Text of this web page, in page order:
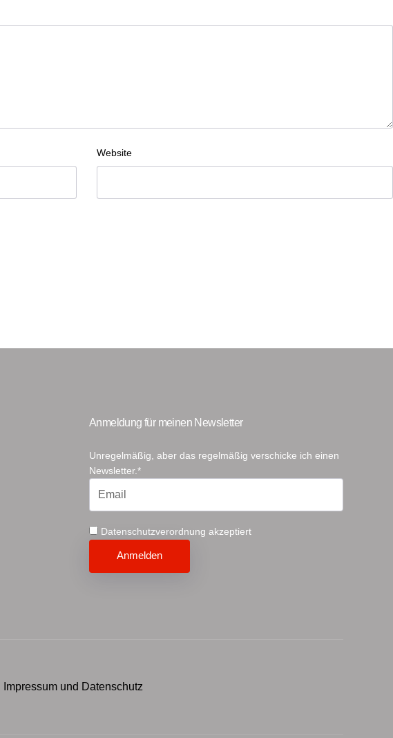
Website
Anmeldung für meinen Newsletter
Unregelmäßig, aber das regelmäßig verschicke ich einen
Newsletter.*
Datenschutzverordnung akzeptiert
Impressum und Datenschutz